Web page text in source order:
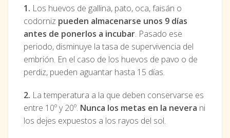
1. Los huevos de gallina, pato, oca, faisán o
codorniz pueden almacenarse unos 9 días
antes de ponerlos a incubar. Pasado ese
periodo, disminuye la tasa de supervivencia del
embrión. En el caso de los huevos de pavo o de
perdiz, pueden aguantar hasta 15 días.
2. La temperatura a la que deben conservarse es
entre 10º y 20º. Nunca los metas en la nevera ni
los dejes expuestos a los rayos del sol.